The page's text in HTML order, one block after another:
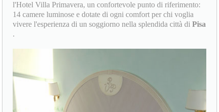
l'Hotel Villa Primavera, un confortevole punto di riferimento:
14 camere luminose e dotate di ogni comfort per chi voglia
vivere l'esperienza di un soggiorno nella splendida città diPisa
.